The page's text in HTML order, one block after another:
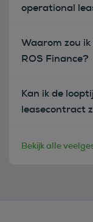
operational
Waarom zou
ROS Finance?
Kan ik de
leasecontract
Bekijk alle